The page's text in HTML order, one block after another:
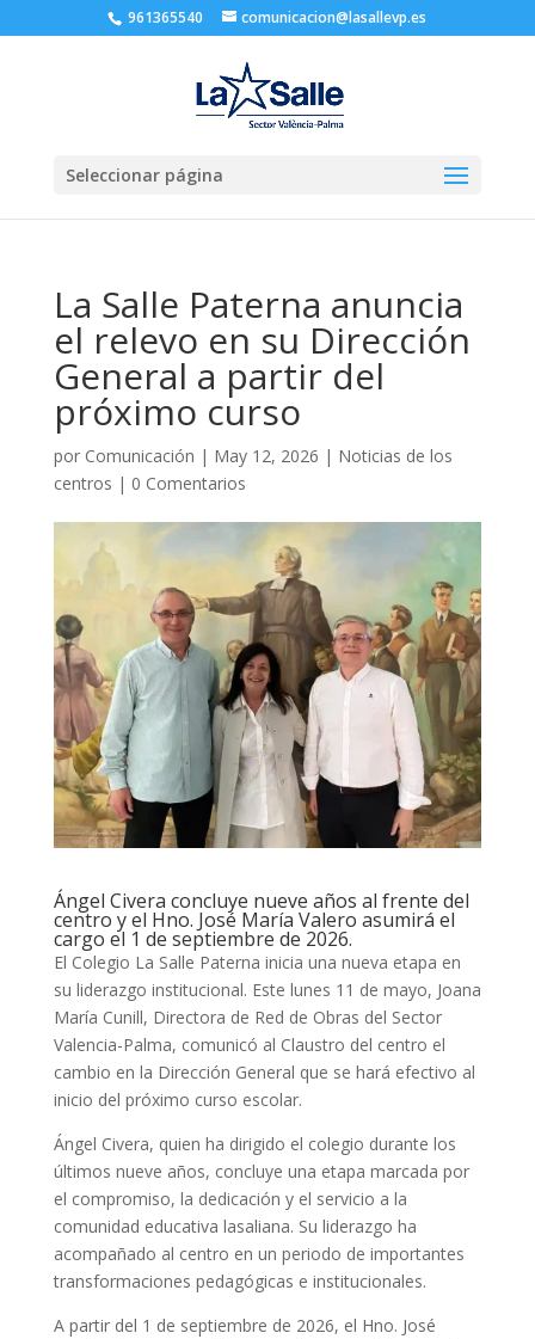
961365540 comunicacion@lasallevp.es
Seleccionar página
La Salle Paterna anuncia
el relevo en su Dirección
General a partir del
próximo curso
por Comunicación | May 12, 2026 | Noticias de los
centros | 0 Comentarios
Ángel Civera concluye nueve años al frente del
centro y el Hno. José María Valero asumirá el
cargo el 1 de septiembre de 2026.
El Colegio La Salle Paterna inicia una nueva etapa en
su liderazgo institucional. Este lunes 11 de mayo, Joana
María Cunill, Directora de Red de Obras del Sector
Valencia-Palma, comunicó al Claustro del centro el
cambio en la Dirección General que se hará efectivo al
inicio del próximo curso escolar.
Ángel Civera, quien ha dirigido el colegio durante los
últimos nueve años, concluye una etapa marcada por
el compromiso, la dedicación y el servicio a la
comunidad educativa lasaliana. Su liderazgo ha
acompañado al centro en un periodo de importantes
transformaciones pedagógicas e institucionales.
A partir del 1 de septiembre de 2026, el Hno. José